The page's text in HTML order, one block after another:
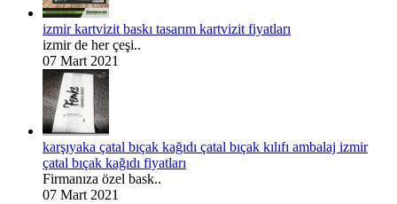
izmir kartvizit baskı tasarım kartvizit fiyatları
izmir de her çeşi..
07 Mart 2021
karşıyaka çatal bıçak kağıdı çatal bıçak kılıfı ambalaj izmir
çatal bıçak kağıdı fiyatları
Firmanıza özel bask..
07 Mart 2021